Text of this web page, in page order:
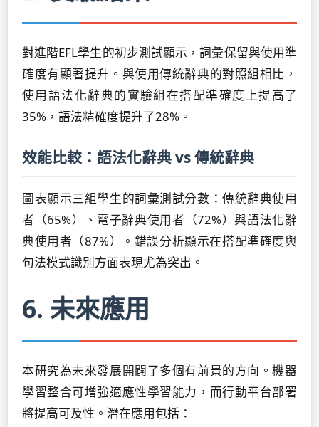
對進階EFL學生的初步測試顯示，詞彙保留與使用準
確度有顯著提升。與使用傳統辭典的對照組相比，
使用語法化辭典的實驗組在搭配準確度上提高了
35%，語法精確度提升了28%。
效能比較：語法化辭典 vs 傳統辭典
圖表顯示三組學生的詞彙測試分數：傳統辭典使用
者（65%）、電子辭典使用者（72%）與語法化辭
典使用者（87%）。錯誤分析顯示在搭配準確度與
句法模式識別方面表現尤為突出。
6. 未來應用
本研究為未來發展開闢了多個有前景的方向。機器
學習整合可增強適應性學習能力，而行動平台部署
將提高可及性。潛在應用包括：